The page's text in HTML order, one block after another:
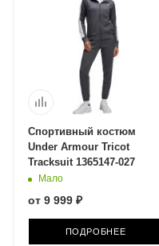
Спортивный костюм
Under Armour Tricot
Tracksuit 1365147-027
Мало
от 9 999 ₽
ПОДРОБНЕЕ